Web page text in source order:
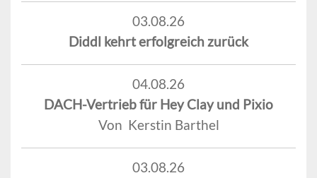
03.08.26
Diddl kehrt erfolgreich zurück
04.08.26
DACH-Vertrieb für Hey Clay und Pixio
Von Kerstin Barthel
03.08.26